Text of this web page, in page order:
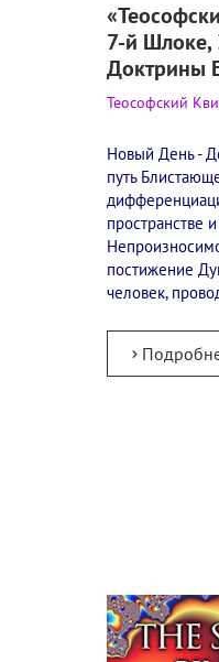
7-й Шлоке,
Доктрины
Теософский
Новый День -
путь
пространстве
постижение
человек,